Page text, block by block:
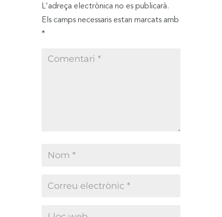
L'adreça electrònica no es publicarà.
Els camps necessaris estan marcats amb
*